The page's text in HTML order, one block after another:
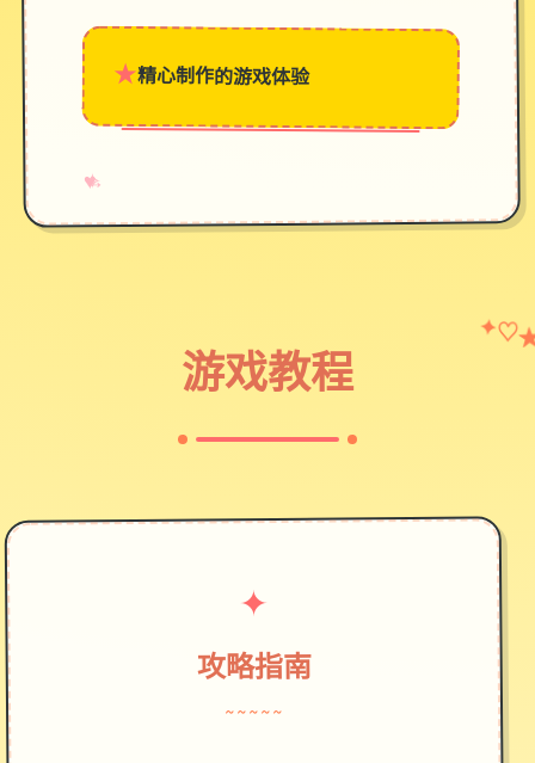
★精心制作的游戏体验
♥
✧
→
游戏教程
✦ ♡
✦
攻略指南
~~~~~